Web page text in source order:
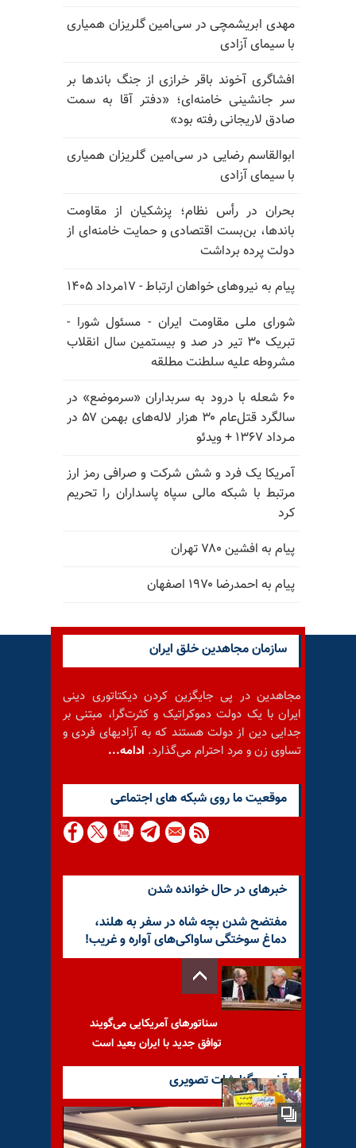
مهدی ابریشمچی در سی‌امین گلریزان همیاری
با سیمای آزادی
افشاگری آخوند باقر خرازی از جنگ باندها بر
سر جانشینی خامنه‌ای؛ «دفتر آقا به سمت
صادق لاریجانی رفته بود»
ابوالقاسم رضایی در سی‌امین گلریزان همیاری
با سیمای آزادی
بحران در رأس نظام؛ پزشکیان از مقاومت
باندها، بن‌بست اقتصادی و حمایت خامنه‌ای از
دولت پرده برداشت
پیام به نیروهای خواهان ارتباط - ۱۷مرداد ۱۴۰۵
شورای ملی مقاومت ایران - مسئول شورا -
تبریک ۳۰ تیر در صد و بیستمین سال انقلاب
مشروطه علیه سلطنت مطلقه
۶۰ شعله با درود به سربداران «سرموضع» در
سالگرد قتل‌عام ۳۰ هزار لاله‌های بهمن ۵۷ در
مـرداد ۱۳۶۷ + ویدئو
آمریکا یک فرد و شش شرکت و صرافی رمز ارز
مرتبط با شبکه مالی سپاه پاسداران را تحریم
کرد
پیام به افشین ۷۸۰ تهران
پیام به احمدرضا ۱۹۷۰ اصفهان
سازمان مجاهدین خلق ایران
مجاهدین در پی جایگزین کردن دیکتاتوری دینی
ایران با یک دولت دموکراتیک و کثرت‌گرا، مبتنی بر
جدایی دین از دولت هستند که به آزادیهای فردی و
تساوی زن و مرد احترام می‌گذارد. ادامه...
موقعيت ما روى شبكه هاى اجتماعى
خبرهای در حال خوانده شدن
مفتضح شدن بچه شاه در سفر به هلند،
دماغ سوختگی ساواکی‌های آواره و غریب!
سناتورهای آمریکایی می‌گویند
توافق جدید با ایران بعید است
تجمع و راهپیمایی اعتراضی
آخرین گزارشات تصویری